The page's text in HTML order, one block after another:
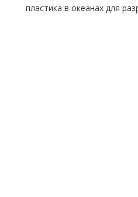
пластика в океанах для